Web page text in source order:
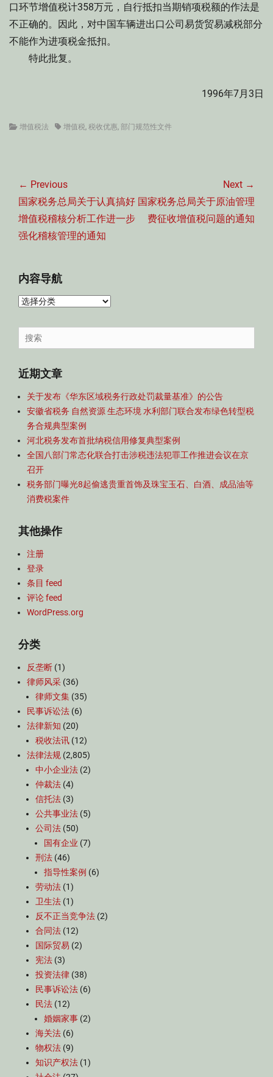
口环节增值税计358万元，自行抵扣当期销项税额的作法是
不正确的。因此，对中国车辆进出口公司易货贸易减税部分
不能作为进项税金抵扣。
特此批复。
1996年7月3日
Categories
增值税法 Tags增值税, 税收优惠, 部门规范性文件
章
导
航
← Previous
Previous
post:
国家税务总局关于认真搞好
增值税稽核分析工作进一步
强化稽核管理的通知
Next →
Next
post:
国家税务总局关于原油管理
费征收增值税问题的通知
内容导航
内
导
航
Search
for:
近期文章
关于发布《华东区域税务行政处罚裁量基准》的公告
安徽省税务 自然资源 生态环境 水利部门联合发布绿色转型税
务合规典型案例
河北税务发布首批纳税信用修复典型案例
全国八部门常态化联合打击涉税违法犯罪工作推进会议在京
召开
税务部门曝光8起偷逃贵重首饰及珠宝玉石、白酒、成品油等
消费税案件
其他操作
注册
登录
条目 feed
评论 feed
WordPress.org
分类
反垄断 (1)
律师风采 (36)
律师文集 (35)
民事诉讼法 (6)
法律新知 (20)
税收法讯 (12)
法律法规 (2,805)
中小企业法 (2)
仲裁法 (4)
信托法 (3)
公共事业法 (5)
公司法 (50)
国有企业 (7)
刑法 (46)
指导性案例 (6)
劳动法 (1)
卫生法 (1)
反不正当竞争法 (2)
合同法 (12)
国际贸易 (2)
宪法 (3)
投资法律 (38)
民事诉讼法 (6)
民法 (12)
婚姻家事 (2)
海关法 (6)
物权法 (9)
知识产权法 (1)